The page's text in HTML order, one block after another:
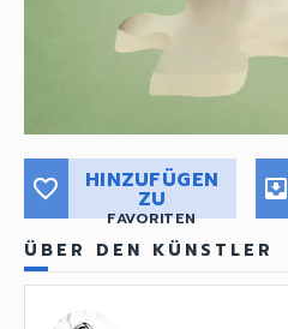
favorite_border HINZUFÜGEN
ZU
FAVORITEN
move_to_inbox
ÜBER DEN KÜNSTLER